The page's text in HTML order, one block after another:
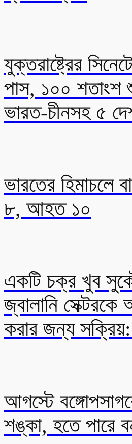
যুক্তরাষ্ট্রের
পাস, ১০০ শতাংশ
ভারত-চীনসহ ৫
ভারতের হিমাচলে
৮, আহত ১০
একটি চক্র খুব
জ্বালানি সেক্টরকে
করার জন্য সক্রিয়:
আগস্টে
শঙ্কা, হতে পারে